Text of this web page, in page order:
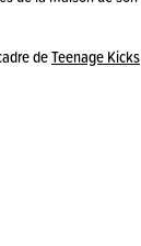
deTeenage Kicks